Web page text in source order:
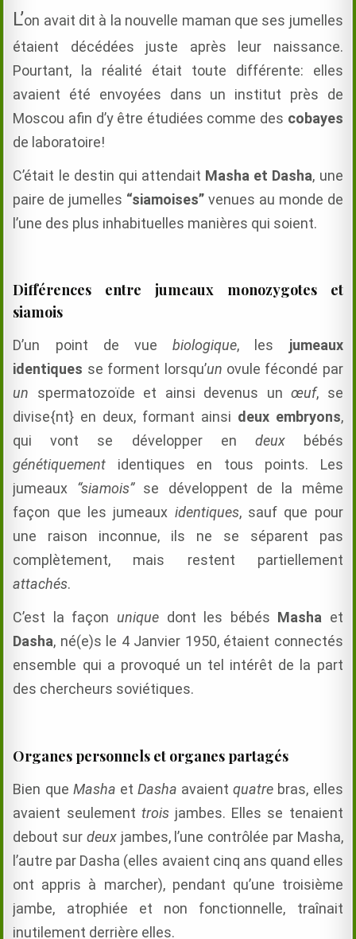
L’on avait dit à la nouvelle maman que ses jumelles
étaient décédées juste après leur naissance.
Pourtant, la réalité était toute différente: elles
avaient été envoyées dans un institut près de
Moscou afin d’y être étudiées comme des cobayes
de laboratoire!
C’était le destin qui attendait Masha et Dasha, une
paire de jumelles “siamoises” venues au monde de
l’une des plus inhabituelles manières qui soient.
Différences entre jumeaux monozygotes et
siamois
D’un point de vuebiologique, les jumeaux
identiques se forment lorsqu’un ovule fécondé par
un spermatozoïde et ainsi devenus unœuf, se
divise{nt} en deux, formant ainsi deux embryons,
qui vont se développer en deux
bébés
génétiquement identiques en tous points. Les
jumeaux “siamois”se développent de la même
façon que les jumeaux identiques, sauf que pour
une raison inconnue, ils ne se séparent pas
complètement, mais restent partiellement
attachés.
C’est la façon unique dont les bébés Masha et
Dasha, né(e)s le 4 Janvier 1950, étaient connectés
ensemble qui a provoqué un tel intérêt de la part
des chercheurs soviétiques.
Organes personnels et organes partagés
Bien que Masha etDasha avaientquatre bras, elles
avaient seulement trois jambes. Elles se tenaient
debout sur deux jambes, l’une contrôlée par Masha,
l’autre par Dasha (elles avaient cinq ans quand elles
ont appris à marcher), pendant qu’une troisième
jambe, atrophiée et non fonctionnelle, traînait
inutilement derrière elles.